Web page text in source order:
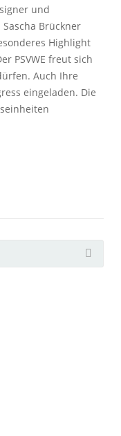
und
Brückner
Highlight
PSVWE freut sich
Auch Ihre
eingeladen. Die